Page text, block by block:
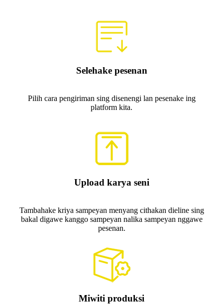
Selehake pesenan
Pilih cara pengiriman sing disenengi lan pesenake ing
platform kita.
Upload karya seni
Tambahake kriya sampeyan menyang cithakan dieline sing
bakal digawe kanggo sampeyan nalika sampeyan nggawe
pesenan.
Miwiti produksi